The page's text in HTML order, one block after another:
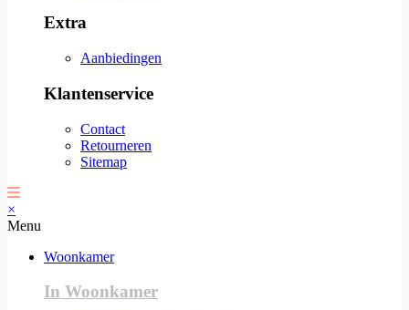
Extra
Aanbiedingen
Klantenservice
Contact
Retourneren
Sitemap
×
Menu
Woonkamer
In Woonkamer